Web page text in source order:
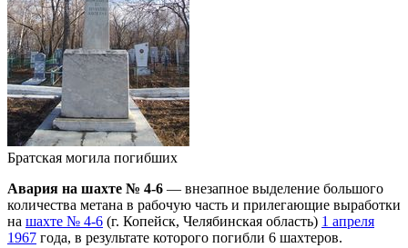
Братская могила погибших
Авария на шахте № 4-6 — внезапное выделение большого
количества метана в рабочую часть и прилегающие выработки
на шахте № 4-6 (г. Копейск, Челябинская область) 1 апреля
1967 года, в результате которого погибли 6 шахтеров.